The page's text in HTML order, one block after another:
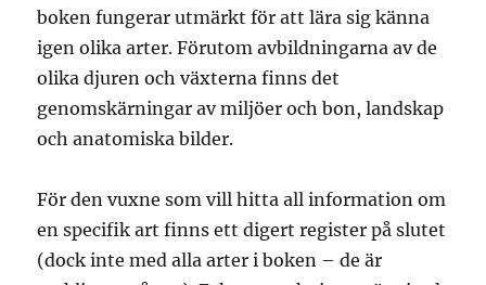
boken fungerar utmärkt för att lära sig känna
igen olika arter. Förutom avbildningarna av de
olika djuren och växterna finns det
genomskärningar av miljöer och bon, landskap
och anatomiska bilder.
För den vuxne som vill hitta all information om
en specifik art finns ett digert register på slutet
(dock inte med alla arter i boken – de är